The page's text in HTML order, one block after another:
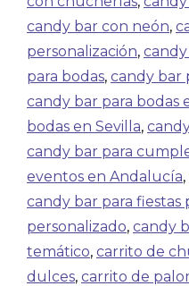
candy bar con neón,
personalización,
para bodas, candy bar
candy bar para bodas
bodas en Sevilla,
candy bar para
eventos en Andalucía,
candy bar para fiestas
personalizado, candy
temático, carrito de
dulces, carrito de